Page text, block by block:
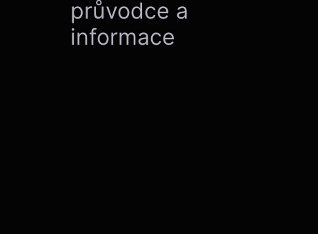
průvodce a
informace